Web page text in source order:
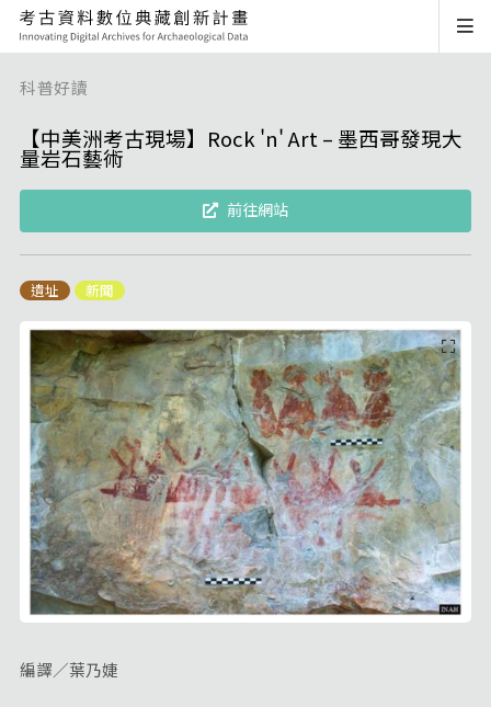
科普好讀
【中美洲考古現場】Rock 'n' Art – 墨西哥發現大
量岩石藝術
前往網站
遺址 新聞
編譯／葉乃婕